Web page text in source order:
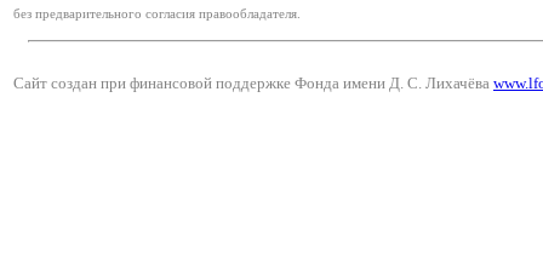
без предварительного согласия правообладателя.
Сайт создан при финансовой поддержке Фонда имени Д. С. Лихачёва